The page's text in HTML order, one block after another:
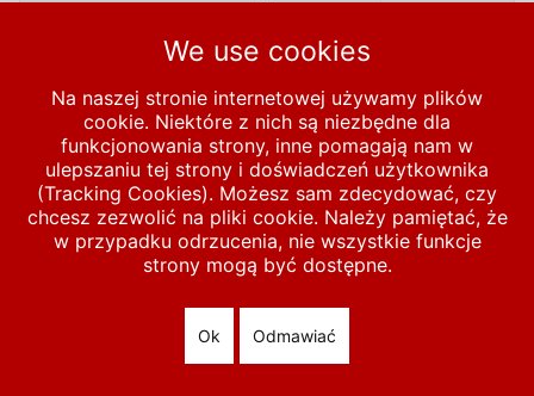
1978-2-8 NK Rovinj -
Polska 0-14
Autor:
polska-
pilka
Start MECZE Polska A 1971-1980 1978
© 2026 polska-pilka.pl|Tanie strony internetowe
We use cookies
Na naszej stronie internetowej używamy plików
cookie. Niektóre z nich są niezbędne dla
funkcjonowania strony, inne pomagają nam w
ulepszaniu tej strony i doświadczeń użytkownika
(Tracking Cookies). Możesz sam zdecydować, czy
chcesz zezwolić na pliki cookie. Należy pamiętać, że
w przypadku odrzucenia, nie wszystkie funkcje
strony mogą być dostępne.
Ok Odmawiać